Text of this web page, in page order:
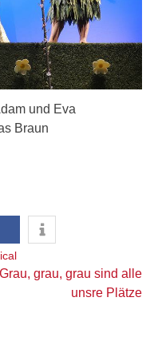
und Eva
Braun
Grau, grau, grau sind alle
unsre Plätze